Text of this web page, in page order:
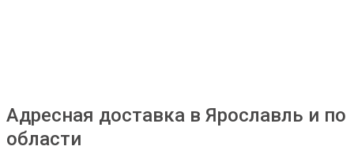
Адресная доставка в Ярославль и по
области